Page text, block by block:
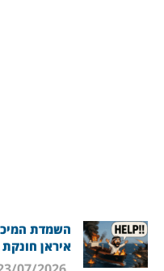
השמדת
איראן